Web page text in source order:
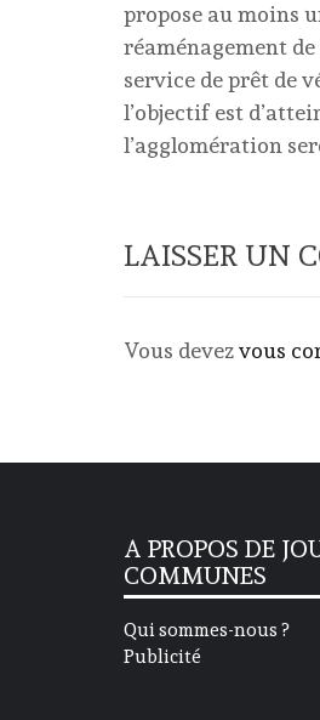
propose au moins
réaménagement
service de prêt de
l’objectif est
l’agglomération
LAISSER UN
Vous devezvous
A PROPOS DE
COMMUNES
Qui sommes-nous ?
Publicité